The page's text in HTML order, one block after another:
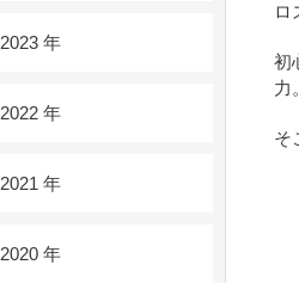
ロ
初
力。
そ
2023 年
2022 年
2021 年
2020 年